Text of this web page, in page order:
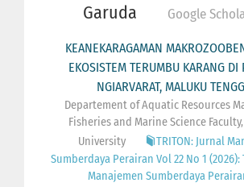
Garuda Google
KEANEKARAGAMAN
EKOSISTEM TERUMBU KARANG DI
NGIARVARAT, MALUKU
Departement of Aquatic Resources
Fisheries and Marine Science
University
TRITON: Jurnal
Sumberdaya Perairan Vol 22 No 1 (2026):
Manajemen Sumberdaya